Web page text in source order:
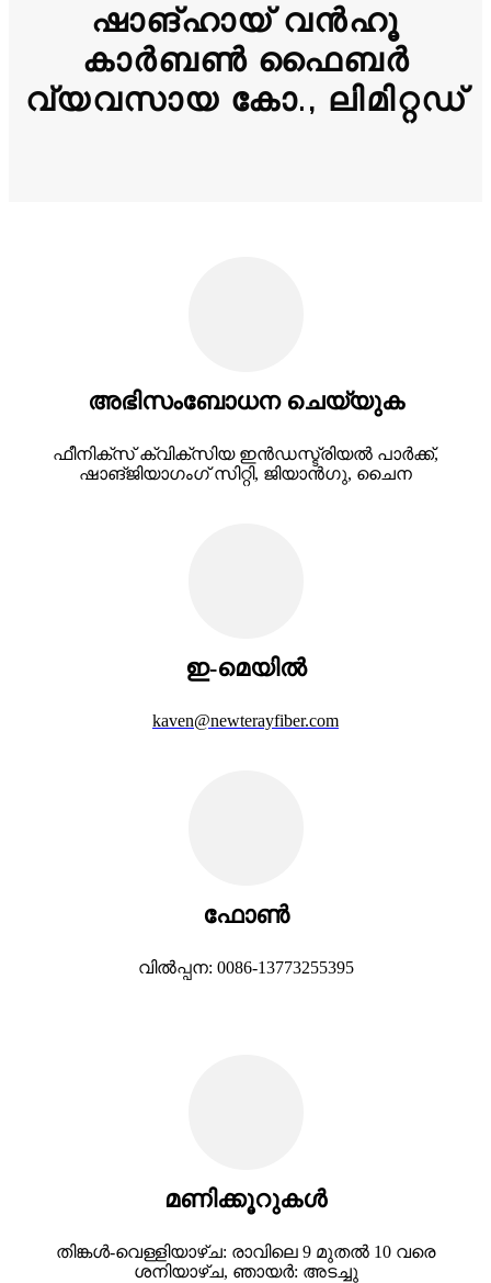
ഷാങ്ഹായ് വൻഹൂ
കാർബൺ ഫൈബർ
വ്യവസായ കോ., ലിമിറ്റഡ്
അഭിസംബോധന ചെയ്യുക
ഫീനിക്സ് ക്വിക്സിയ ഇൻഡസ്ട്രിയൽ പാർക്ക്,
ഷാങ്ജിയാഗംഗ് സിറ്റി, ജിയാൻഗു, ചൈന
ഇ-മെയിൽ
kaven@newterayfiber.com
ഫോൺ
വിൽപ്പന: 0086-13773255395
മണിക്കൂറുകൾ
തിങ്കൾ-വെള്ളിയാഴ്ച: രാവിലെ 9 മുതൽ 10 വരെ
ശനിയാഴ്ച, ഞായർ: അടച്ചു